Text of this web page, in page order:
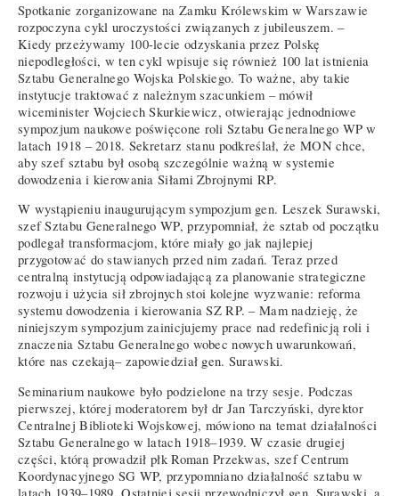
Spotkanie zorganizowane na Zamku Królewskim w Warszawie
rozpoczyna cykl uroczystości związanych z jubileuszem. –
Kiedy przeżywamy 100-lecie odzyskania przez Polskę
niepodległości, w ten cykl wpisuje się również 100 lat istnienia
Sztabu Generalnego Wojska Polskiego. To ważne, aby takie
instytucje traktować z należnym szacunkiem – mówił
wiceminister Wojciech Skurkiewicz, otwierając jednodniowe
sympozjum naukowe poświęcone roli Sztabu Generalnego WP w
latach 1918 – 2018. Sekretarz stanu podkreślał, że MON chce,
aby szef sztabu był osobą szczególnie ważną w systemie
dowodzenia i kierowania Siłami Zbrojnymi RP.
W wystąpieniu inaugurującym sympozjum gen. Leszek Surawski,
szef Sztabu Generalnego WP, przypomniał, że sztab od początku
podlegał transformacjom, które miały go jak najlepiej
przygotować do stawianych przed nim zadań. Teraz przed
centralną instytucją odpowiadającą za planowanie strategiczne
rozwoju i użycia sił zbrojnych stoi kolejne wyzwanie: reforma
systemu dowodzenia i kierowania SZ RP. – Mam nadzieję, że
niniejszym sympozjum zainicjujemy prace nad redefinicją roli i
znaczenia Sztabu Generalnego wobec nowych uwarunkowań,
które nas czekają– zapowiedział gen. Surawski.
Seminarium naukowe było podzielone na trzy sesje. Podczas
pierwszej, której moderatorem był dr Jan Tarczyński, dyrektor
Centralnej Biblioteki Wojskowej, mówiono na temat działalności
Sztabu Generalnego w latach 1918–1939. W czasie drugiej
części, którą prowadził płk Roman Przekwas, szef Centrum
Koordynacyjnego SG WP, przypomniano działalność sztabu w